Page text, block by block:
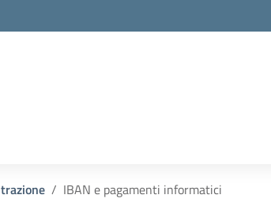
IBAN e pagamenti informatici